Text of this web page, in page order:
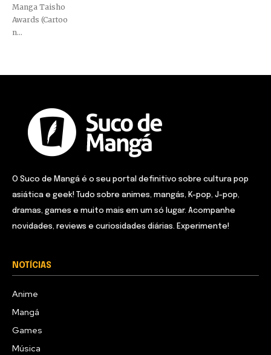
Manga Taisho
Awards (Cartoo
n...
O Suco de Mangá é o seu portal definitivo sobre cultura pop
asiática e geek! Tudo sobre animes, mangás, K-pop, J-pop,
dramas, games e muito mais em um só lugar. Acompanhe
novidades, reviews e curiosidades diárias. Experimente!
NOTÍCIAS
Anime
Mangá
Games
Música